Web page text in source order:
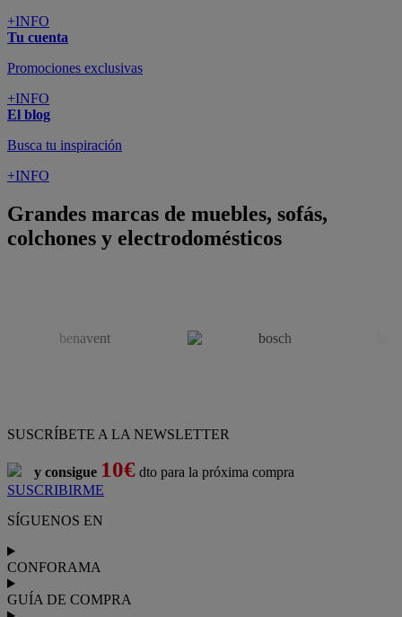
+INFO
Tu cuenta
Promociones exclusivas
+INFO
El blog
Busca tu inspiración
+INFO
Grandes marcas de muebles, sofás,
colchones y electrodomésticos
SUSCRÍBETE A LA NEWSLETTER
y consigue 10€ dto para la próxima compra
SUSCRIBIRME
SÍGUENOS EN
CONFORAMA
GUÍA DE COMPRA